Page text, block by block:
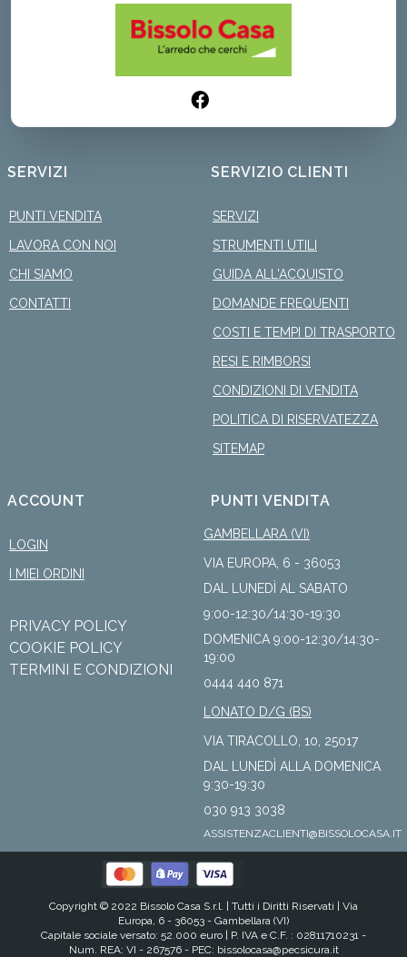
SERVIZI
PUNTI VENDITA
LAVORA CON NOI
CHI SIAMO
CONTATTI
SERVIZIO CLIENTI
SERVIZI
STRUMENTI UTILI
GUIDA ALL'ACQUISTO
DOMANDE FREQUENTI
COSTI E TEMPI DI TRASPORTO
RESI E RIMBORSI
CONDIZIONI DI VENDITA
POLITICA DI RISERVATEZZA
SITEMAP
ACCOUNT
LOGIN
I MIEI ORDINI
PRIVACY POLICY
COOKIE POLICY
TERMINI E CONDIZIONI
PUNTI VENDITA
GAMBELLARA (VI)
VIA EUROPA, 6 - 36053
DAL LUNEDÌ AL SABATO
9:00-12:30/14:30-19:30
DOMENICA 9:00-12:30/14:30-
19:00
0444 440 871
LONATO D/G (BS)
VIA TIRACOLLO, 10, 25017
DAL LUNEDÌ ALLA DOMENICA
9:30-19:30
030 913 3038
ASSISTENZACLIENTI@BISSOLOCASA.IT
Copyright © 2022 Bissolo Casa S.r.l. | Tutti i Diritti Riservati | Via
Europa, 6 - 36053 - Gambellara (VI)
Capitale sociale versato: 52.000 euro | P. IVA e C.F. : 02811710231 -
Num. REA: VI - 267576 - PEC: bissolocasa@pecsicura.it